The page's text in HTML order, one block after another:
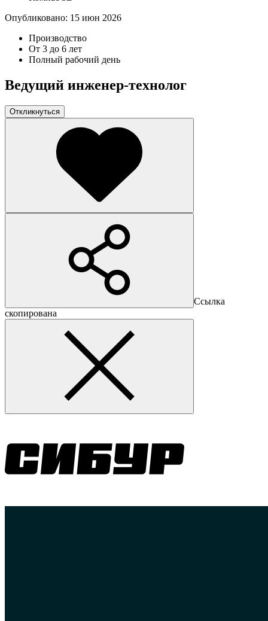
Опубликовано: 15 июн 2026
Производство
От 3 до 6 лет
Полный рабочий день
Ведущий инженер-технолог
Откликнуться
Ссылка
скопирована